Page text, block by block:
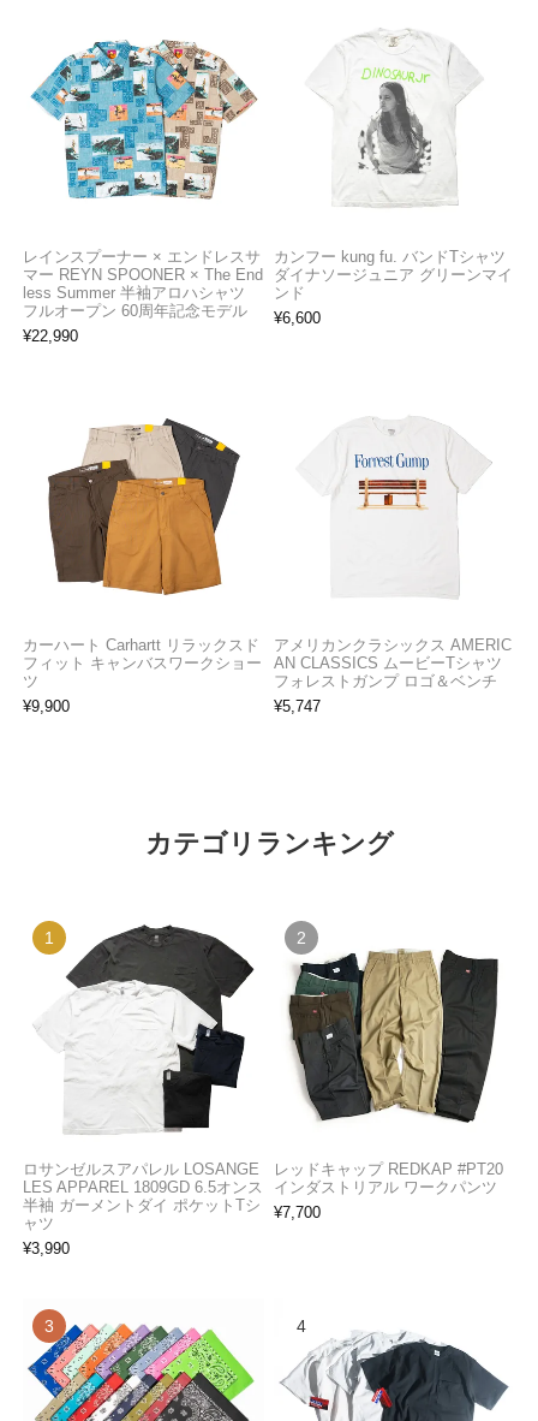
レインスプーナー × エンドレスサ
マー REYN SPOONER × The End
less Summer 半袖アロハシャツ
フルオープン 60周年記念モデル
¥22,990
カンフー kung fu. バンドTシャツ
ダイナソージュニア グリーンマイ
ンド
¥6,600
カーハート Carhartt リラックスド
フィット キャンバスワークショー
ツ
¥9,900
アメリカンクラシックス AMERIC
AN CLASSICS ムービーTシャツ
フォレストガンプ ロゴ＆ベンチ
¥5,747
カテゴリランキング
ロサンゼルスアパレル LOSANGE
LES APPAREL 1809GD 6.5オンス
半袖 ガーメントダイ ポケットTシ
ャツ
¥3,990
レッドキャップ REDKAP #PT20
インダストリアル ワークパンツ
¥7,700